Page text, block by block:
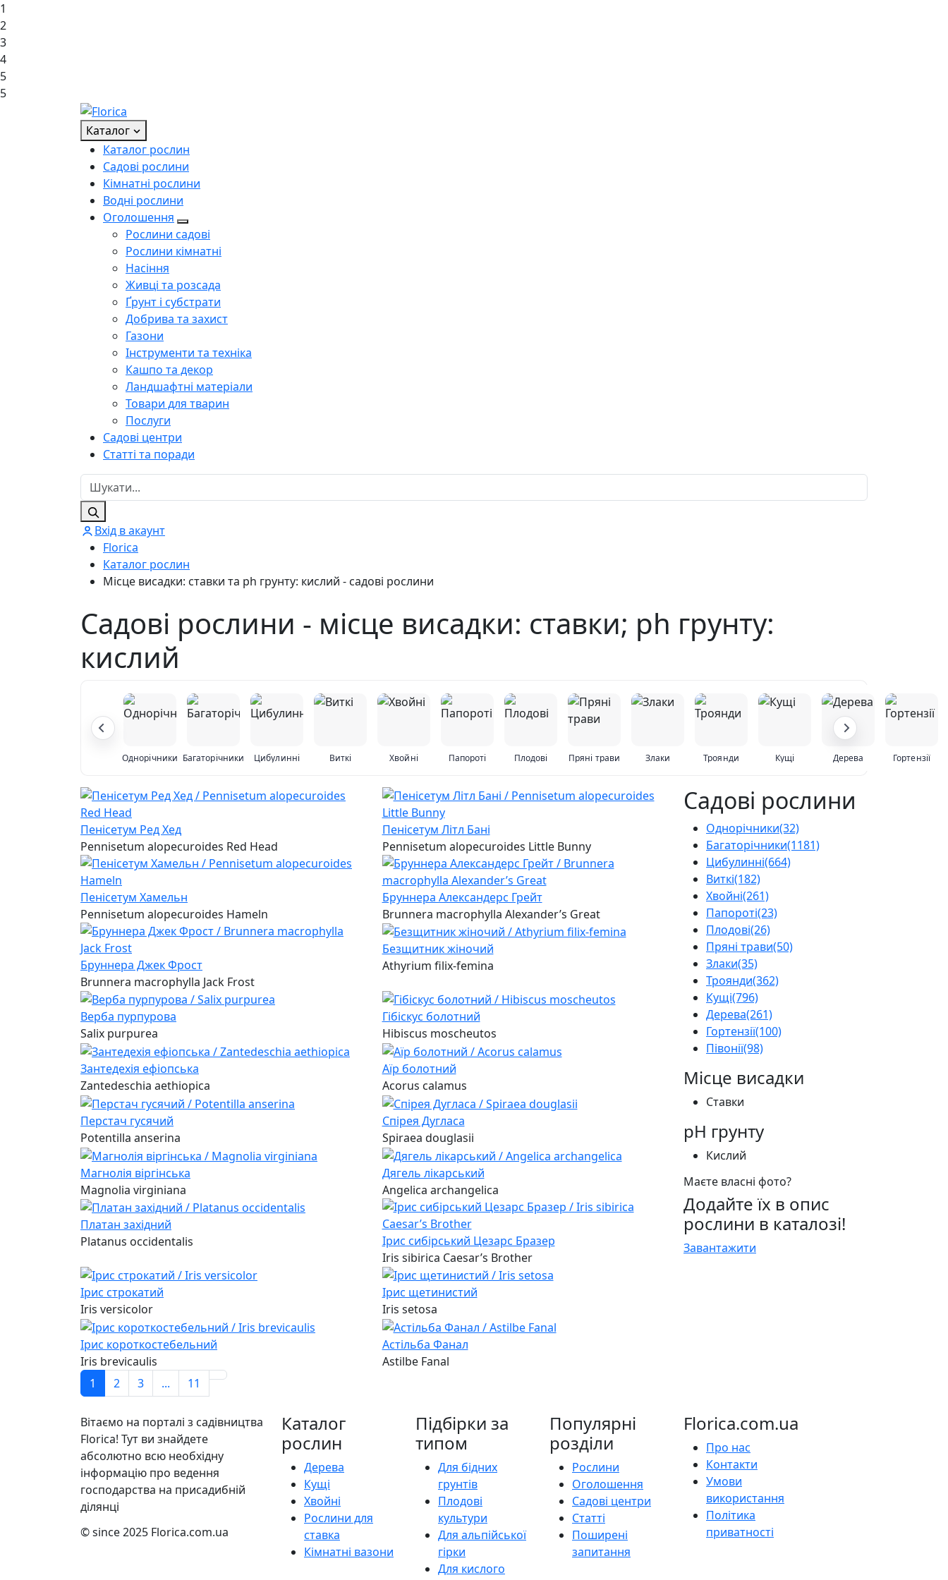
1
2
3
4
5
5
Каталог
Каталог рослин
Садові рослини
Кімнатні рослини
Водні рослини
Оголошення
Рослини садові
Рослини кімнатні
Насіння
Живці та розсада
Ґрунт і субстрати
Добрива та захист
Газони
Інструменти та техніка
Кашпо та декор
Ландшафтні матеріали
Товари для тварин
Послуги
Садові центри
Статті та поради
Вхід в акаунт
Florica
Каталог рослин
Місце висадки: ставки та ph грунту: кислий - садові рослини
Садові рослини - місце висадки: ставки; ph грунту:
кислий
Однорічники Багаторічники Цибулинні Виткі Хвойні Папороті Плодові Пряні трави Злаки Троянди Кущі Дерева Гортензії
Пенісетум Ред Хед
Pennisetum alopecuroides Red Head
Пенісетум Літл Бані
Pennisetum alopecuroides Little Bunny
Пенісетум Хамельн
Pennisetum alopecuroides Hameln
Бруннера Александерс Грейт
Brunnera macrophylla Alexander’s Great
Бруннера Джек Фрост
Brunnera macrophylla Jack Frost
Безщитник жіночий
Athyrium filix-femina
Верба пурпурова
Salix purpurea
Гібіскус болотний
Hibiscus moscheutos
Зантедехія ефіопська
Zantedeschia aethiopica
Аїр болотний
Acorus calamus
Перстач гусячий
Potentilla anserina
Спірея Дугласа
Spiraea douglasii
Магнолія віргінська
Magnolia virginiana
Дягель лікарський
Angelica archangelica
Платан західний
Platanus occidentalis
Ірис сибірський Цезарс Бразер
Iris sibirica Caesar’s Brother
Ірис строкатий
Iris versicolor
Ірис щетинистий
Iris setosa
Ірис короткостебельний
Iris brevicaulis
Астільба Фанал
Astilbe Fanal
1
2 3 ... 11
Садові рослини
Однорічники(32)
Багаторічники(1181)
Цибулинні(664)
Виткі(182)
Хвойні(261)
Папороті(23)
Плодові(26)
Пряні трави(50)
Злаки(35)
Троянди(362)
Кущі(796)
Дерева(261)
Гортензії(100)
Півонії(98)
Місце висадки
Ставки
pH грунту
Кислий
Маєте власні фото?
Додайте їх в опис
рослини в каталозі!
Завантажити
Вітаємо на порталі з садівництва
Florica! Тут ви знайдете
абсолютно всю необхідну
інформацію про ведення
господарства на присадибній
ділянці
© since 2025 Florica.com.ua
Каталог
рослин
Дерева
Кущі
Хвойні
Рослини для
ставка
Кімнатні вазони
Підбірки за
типом
Для бідних
грунтів
Плодові
культури
Для альпійської
гірки
Для кислого
Популярні
розділи
Рослини
Оголошення
Садові центри
Статті
Поширені
запитання
Florica.com.ua
Про нас
Контакти
Умови
використання
Політика
приватності